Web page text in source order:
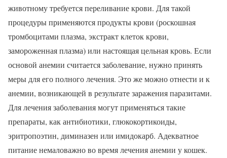
животному требуется переливание крови. Для такой
процедуры применяются продукты крови (роскошная
тромбоцитами плазма, экстракт клеток крови,
замороженная плазма) или настоящая цельная кровь. Если
основой анемии считается заболевание, нужно принять
меры для его полного лечения. Это же можно отнести и к
анемии, возникающей в результате заражения паразитами.
Для лечения заболевания могут применяться такие
препараты, как антибиотики, глюкокортикоиды,
эритропоэтин, диминазен или имидокарб. Адекватное
питание немаловажно во время лечения анемии у кошек.